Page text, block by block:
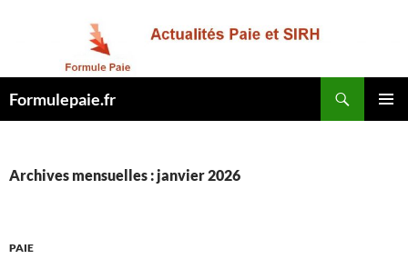
Formulepaie.fr
Archives mensuelles : janvier 2026
PAIE